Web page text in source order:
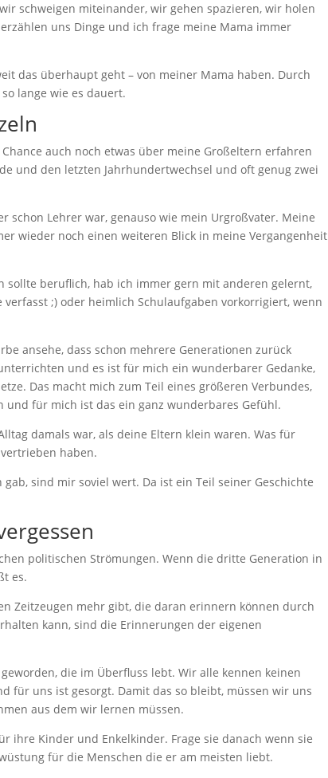
schweigen miteinander, wir gehen spazieren, wir holen
uns Dinge und ich frage meine Mama immer
das überhaupt geht – von meiner Mama haben. Durch
lange wie es dauert.
auch noch etwas über meine Großeltern erfahren
und den letzten Jahrhundertwechsel und oft genug zwei
schon Lehrer war, genauso wie mein Urgroßvater. Meine
wieder noch einen weiteren Blick in meine Vergangenheit
beruflich, hab ich immer gern mit anderen gelernt,
;) oder heimlich Schulaufgaben vorkorrigiert, wenn
ansehe, dass schon mehrere Generationen zurück
und es ist für mich ein wunderbarer Gedanke,
Das macht mich zum Teil eines größeren Verbundes,
für mich ist das ein ganz wunderbares Gefühl.
damals war, als deine Eltern klein waren. Was für
haben.
sind mir soviel wert. Da ist ein Teil seiner Geschichte
politischen Strömungen. Wenn die dritte Generation in
es.
Zeitzeugen mehr gibt, die daran erinnern können durch
kann, sind die Erinnerungen der eigenen
die im Überfluss lebt. Wir alle kennen keinen
für uns ist gesorgt. Damit das so bleibt, müssen wir uns
aus dem wir lernen müssen.
ihre Kinder und Enkelkinder. Frage sie danach wenn sie
für die Menschen die er am meisten liebt.